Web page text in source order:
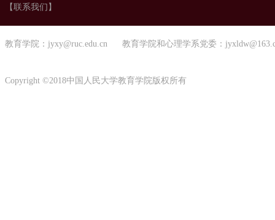
【联系我们】
教育学院：jyxy@ruc.edu.cn 教育学院和心理学系党委：
Copyright ©2018中国人民大学教育学院版权所有